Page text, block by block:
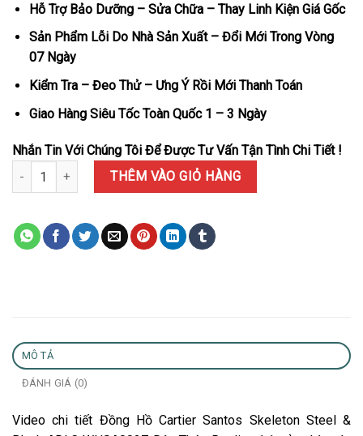
Hỗ Trợ Bảo Dưỡng – Sửa Chữa – Thay Linh Kiện Giá Gốc
Sản Phẩm Lỗi Do Nhà Sản Xuất – Đổi Mới Trong Vòng
07 Ngày
Kiểm Tra – Đeo Thử – Ưng Ý Rồi Mới Thanh Toán
Giao Hàng Siêu Tốc Toàn Quốc 1 – 3 Ngày
Nhắn Tin Với Chúng Tôi Để Được Tư Vấn Tận Tình Chi Tiết !
Đồng Hồ Cartier Santos Skeleton Steel & Black ADLC WHSA0027
THÊM VÀO GIỎ HÀNG
MÔ TẢ
ĐÁNH GIÁ (0)
Video chi tiết Đồng Hồ Cartier Santos Skeleton Steel &